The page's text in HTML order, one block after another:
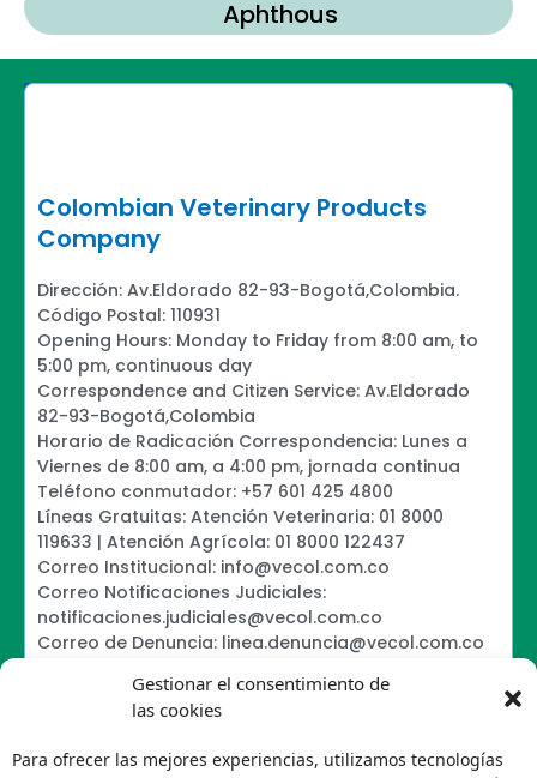
Gestionar el consentimiento de
las cookies
Para ofrecer las mejores experiencias, utilizamos tecnologías
Aphthous
Colombian Veterinary Products
Company
Dirección: Av.Eldorado 82-93-Bogotá,Colombia.
Código Postal: 110931
Opening Hours: Monday to Friday from 8:00 am, to
5:00 pm, continuous day
Correspondence and Citizen Service: Av.Eldorado
82-93-Bogotá,Colombia
Horario de Radicación Correspondencia: Lunes a
Viernes de 8:00 am, a 4:00 pm, jornada continua
Teléfono conmutador: +57 601 425 4800
Líneas Gratuitas: Atención Veterinaria: 01 8000
119633 | Atención Agrícola: 01 8000 122437
Correo Institucional: info@vecol.com.co
Correo Notificaciones Judiciales:
notificaciones.judiciales@vecol.com.co
Correo de Denuncia: linea.denuncia@vecol.com.co
Política de Términos y Condiciones de Uso
Política de Tratamiento de Datos Personales VECOL